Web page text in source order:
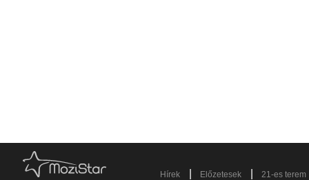
Hírek Előzetesek
21-es terem